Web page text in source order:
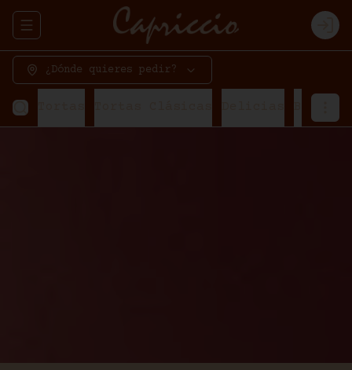
Abrir menu de navegación
¿Dónde quieres pedir?